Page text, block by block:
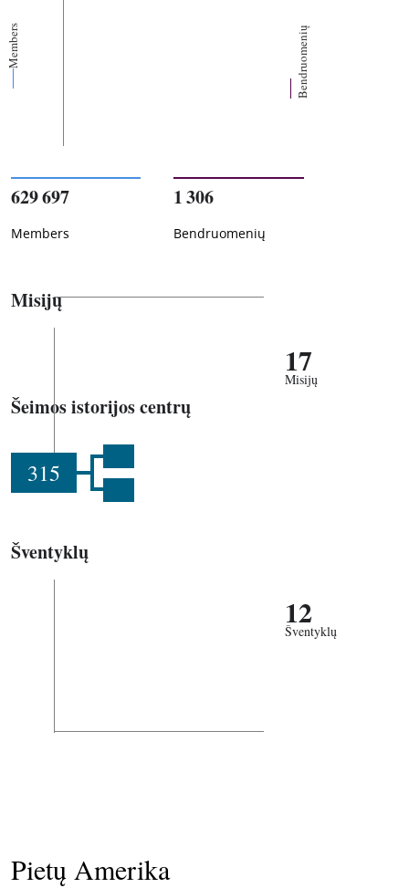
Members Bendruomenių
629 697
Members
1 306
Bendruomenių
Misijų
17
Misijų
Šeimos istorijos centrų
315
Šventyklų
12
Šventyklų
Pietų Amerika